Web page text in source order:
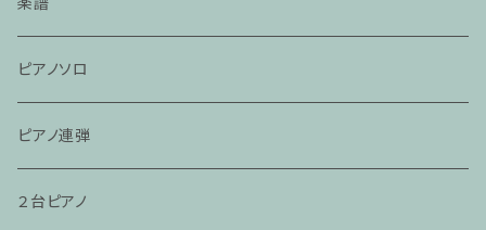
ピアノソロ
ピアノ連弾
２台ピアノ